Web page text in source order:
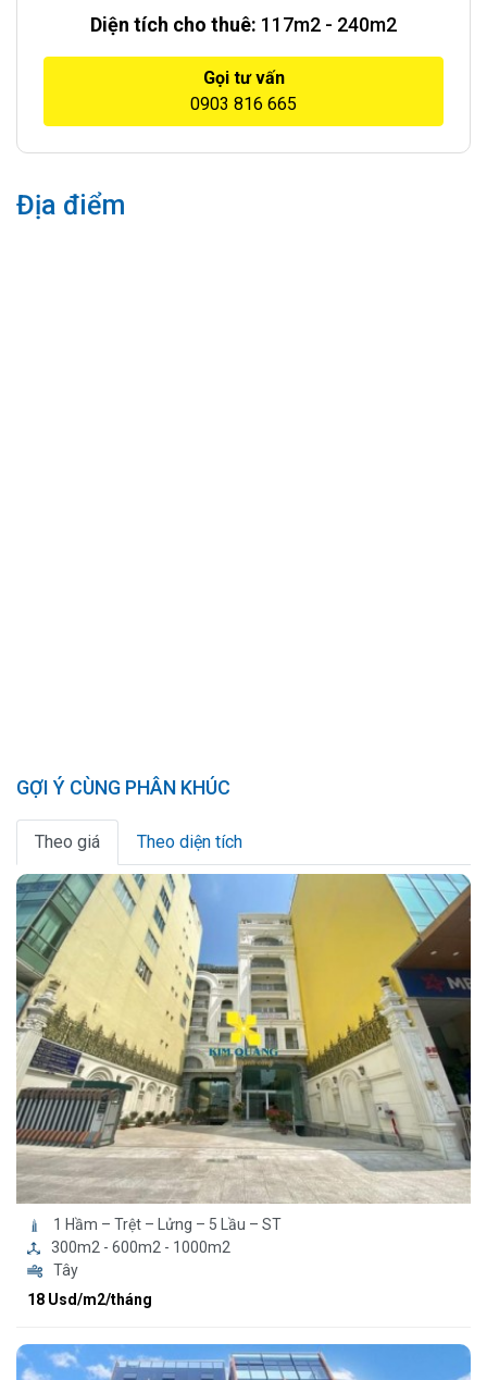
Diện tích cho thuê: 117m2 - 240m2
Gọi tư vấn
0903 816 665
Địa điểm
GỢI Ý CÙNG PHÂN KHÚC
Theo giá Theo diện tích
1 Hầm – Trệt – Lửng – 5 Lầu – ST
300m2 - 600m2 - 1000m2
Tây
18 Usd/m2/tháng